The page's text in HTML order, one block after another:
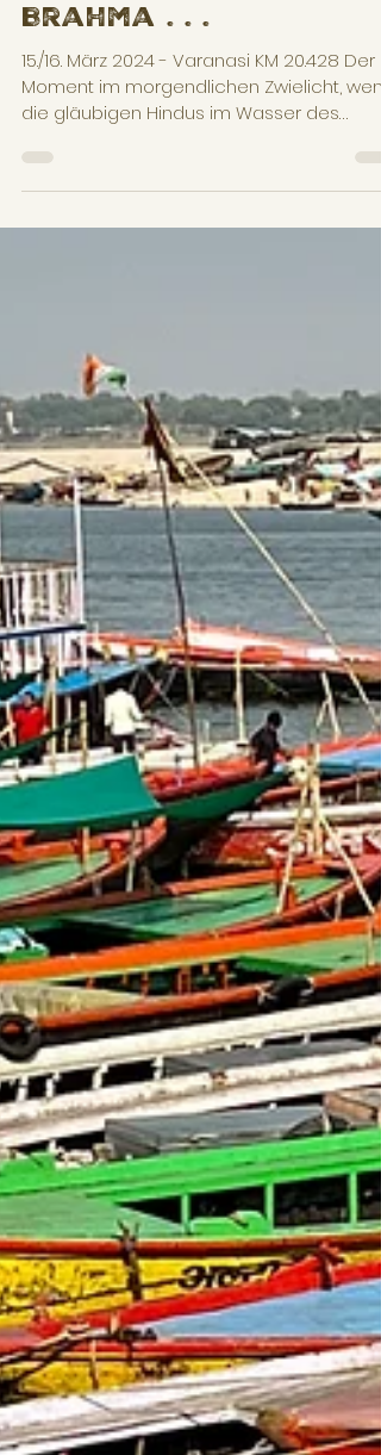
Road News - India
Der Moment des
Brahma . . .
Moment im morgendlichen Zwielicht, wenn
die gläubigen Hindus im Wasser des